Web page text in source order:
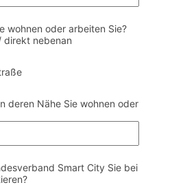
wohnen oder arbeiten Sie?
nebenan
deren Nähe Sie wohnen oder
Smart City Sie bei